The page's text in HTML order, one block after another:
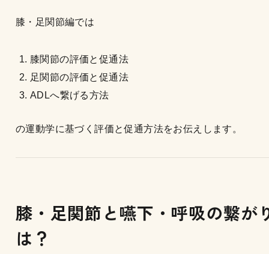
膝・足関節編では
膝関節の評価と促通法
足関節の評価と促通法
ADLへ繋げる方法
の運動学に基づく評価と促通方法をお伝えします。
膝・足関節と嚥下・呼吸の繋が
は？